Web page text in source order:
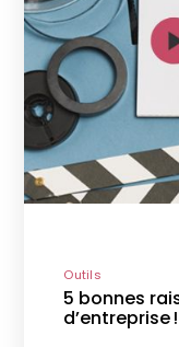
Outils
5 bonnes
d’entreprise !